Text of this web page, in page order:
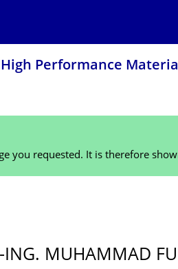
Performance
you requested. It is therefore
ING. MUHAMMAD